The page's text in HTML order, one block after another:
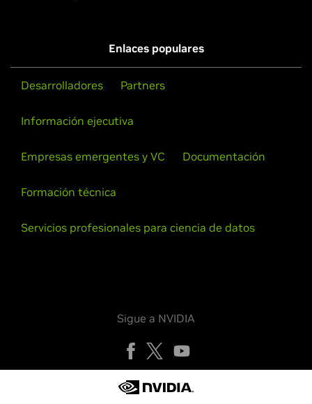
Enlaces populares
Desarrolladores Partners
Información ejecutiva
Empresas emergentes y VC Documentación
Formación técnica
Servicios profesionales para ciencia de datos
Sigue a NVIDIA